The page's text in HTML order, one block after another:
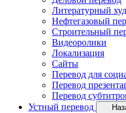
Литературный
Нефтегазовый
Строительный
Видеоролики
Локализация
Сайты
Перевод для
Перевод
Перевод
Устный перевод